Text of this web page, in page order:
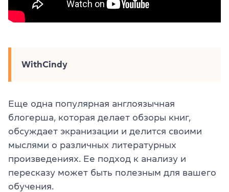
WithCindy
Еще одна популярная англоязычная
блогерша, которая делает обзоры книг,
обсуждает экранизации и делится своими
мыслями о различных литературных
произведениях. Ее подход к анализу и
пересказу может быть полезным для вашего
обучения.